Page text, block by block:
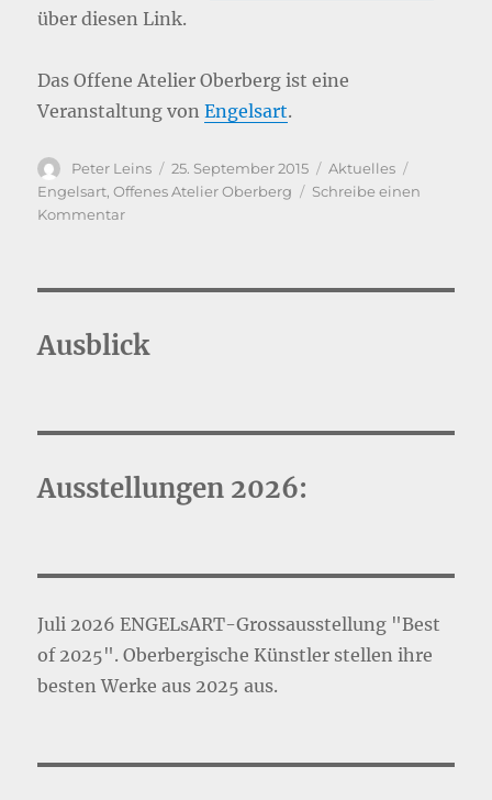
über diesen Link.
Das Offene Atelier Oberberg ist eine
Veranstaltung vonEngelsart.
Autor
Peter Leins
Veröffentlicht
am
25. September 2015 Kategorien
Aktuelles
Engelsart,Offenes Atelier Oberberg
Schreibe einen
Kommentarzu
Oberberg!
Ausblick
Ausstellungen 2026:
Juli 2026 ENGELsART-Grossausstellung "Best
of 2025". Oberbergische Künstler stellen ihre
besten Werke aus 2025 aus.